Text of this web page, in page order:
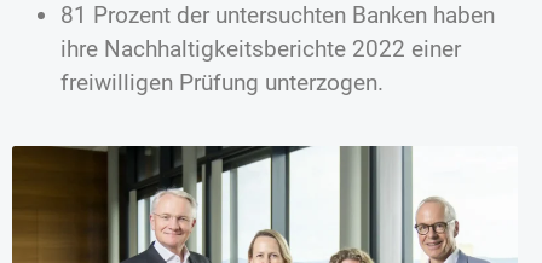
81 Prozent der untersuchten Banken haben
ihre Nachhaltigkeitsberichte 2022 einer
freiwilligen Prüfung unterzogen.